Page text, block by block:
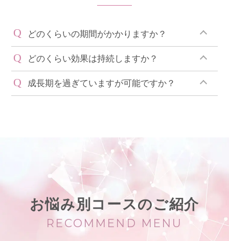
Q どのくらいの期間がかかりますか？
Q どのくらい効果は持続しますか？
Q 成長期を過ぎていますが可能ですか？
お悩み別コースのご紹介
RECOMMEND MENU